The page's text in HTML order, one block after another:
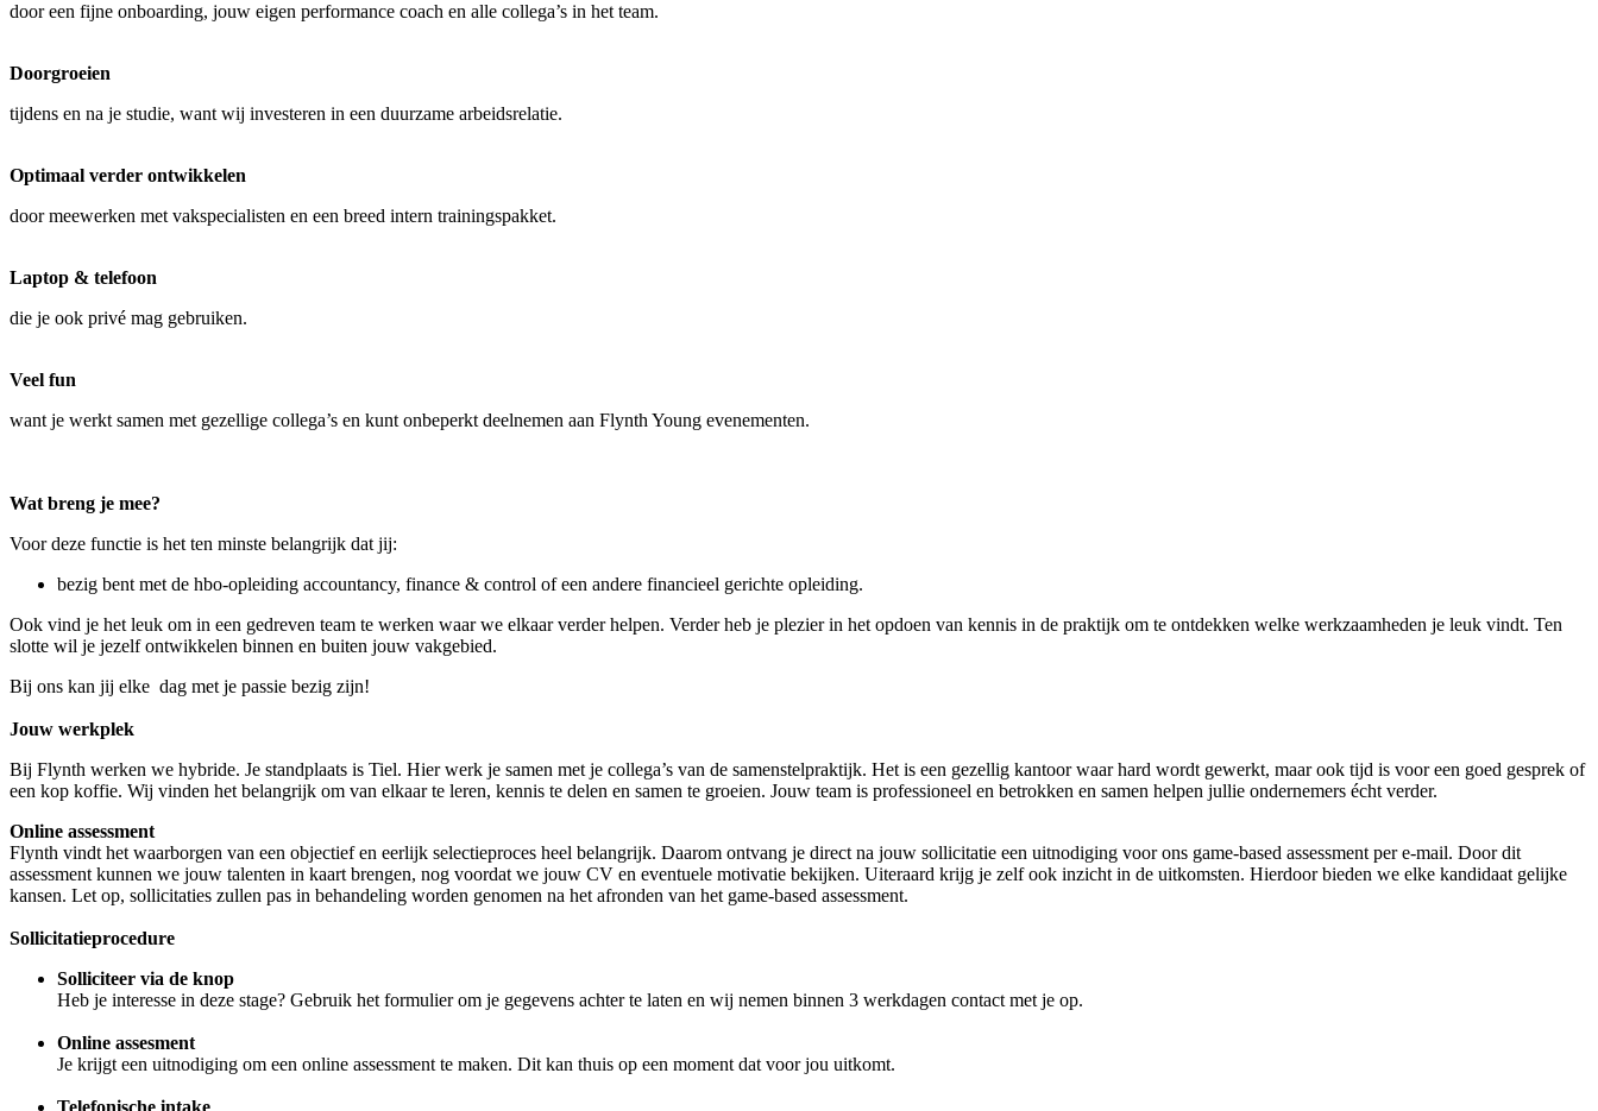
door een fijne onboarding, jouw eigen performance coach en alle collega’s in het team.
Doorgroeien
tijdens en na je studie, want wij investeren in een duurzame arbeidsrelatie.
Optimaal verder ontwikkelen
door meewerken met vakspecialisten en een breed intern trainingspakket.
Laptop & telefoon
die je ook privé mag gebruiken.
Veel fun
want je werkt samen met gezellige collega’s en kunt onbeperkt deelnemen aan Flynth Young evenementen.
Wat breng je mee?
Voor deze functie is het ten minste belangrijk dat jij:
bezig bent met de hbo-opleiding accountancy, finance & control of een andere financieel gerichte opleiding.
Ook vind je het leuk om in een gedreven team te werken waar we elkaar verder helpen. Verder heb je plezier in het opdoen van kennis in de praktijk om te ontdekken welke werkzaamheden je leuk vindt. Ten
slotte wil je jezelf ontwikkelen binnen en buiten jouw vakgebied.
Bij ons kan jij elke dag met je passie bezig zijn!
Jouw werkplek
Bij Flynth werken we hybride. Je standplaats is Tiel. Hier werk je samen met je collega’s van de samenstelpraktijk. Het is een gezellig kantoor waar hard wordt gewerkt, maar ook tijd is voor een goed gesprek of
een kop koffie. Wij vinden het belangrijk om van elkaar te leren, kennis te delen en samen te groeien. Jouw team is professioneel en betrokken en samen helpen jullie ondernemers écht verder.
Online assessment
Flynth vindt het waarborgen van een objectief en eerlijk selectieproces heel belangrijk. Daarom ontvang je direct na jouw sollicitatie een uitnodiging voor ons game-based assessment per e-mail. Door dit
assessment kunnen we jouw talenten in kaart brengen, nog voordat we jouw CV en eventuele motivatie bekijken. Uiteraard krijg je zelf ook inzicht in de uitkomsten. Hierdoor bieden we elke kandidaat gelijke
kansen. Let op, sollicitaties zullen pas in behandeling worden genomen na het afronden van het game-based assessment.
Sollicitatieprocedure
Solliciteer via de knop
Heb je interesse in deze stage? Gebruik het formulier om je gegevens achter te laten en wij nemen binnen 3 werkdagen contact met je op.
Online assesment
Je krijgt een uitnodiging om een online assessment te maken. Dit kan thuis op een moment dat voor jou uitkomt.
Telefonische intake